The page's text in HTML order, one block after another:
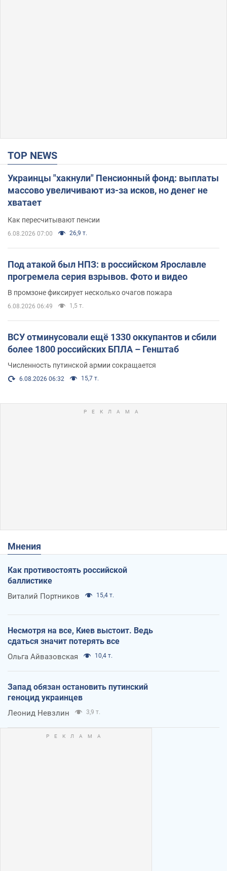
TOP NEWS
Украинцы "хакнули" Пенсионный фонд: выплаты
массово увеличивают из-за исков, но денег не
хватает
Как пересчитывают пенсии
6.08.2026 07:00 26,9 т.
Под атакой был НПЗ: в российском Ярославле
прогремела серия взрывов. Фото и видео
В промзоне фиксирует несколько очагов пожара
6.08.2026 06:49 1,5 т.
ВСУ отминусовали ещё 1330 оккупантов и сбили
более 1800 российских БПЛА – Генштаб
Численность путинской армии сокращается
6.08.2026 06:32 15,7 т.
Мнения
Как противостоять российской
баллистике
Виталий Портников 15,4 т.
Несмотря на все, Киев выстоит. Ведь
сдаться значит потерять все
Ольга Айвазовская 10,4 т.
Запад обязан остановить путинский
геноцид украинцев
Леонид Невзлин 3,9 т.